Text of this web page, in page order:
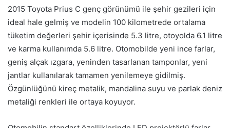
2015 Toyota Prius C genç görünümü ile şehir gezileri için
ideal hale gelmiş ve modelin 100 kilometrede ortalama
tüketim değerleri şehir içerisinde 5.3 litre, otoyolda 6.1 litre
ve karma kullanımda 5.6 litre. Otomobilde yeni ince farlar,
geniş alçak ızgara, yeninden tasarlanan tamponlar, yeni
jantlar kullanılarak tamamen yenilemeye gidilmiş.
Özgünlüğünü kireç metalik, mandalina suyu ve parlak deniz
metaliği renkleri ile ortaya koyuyor.